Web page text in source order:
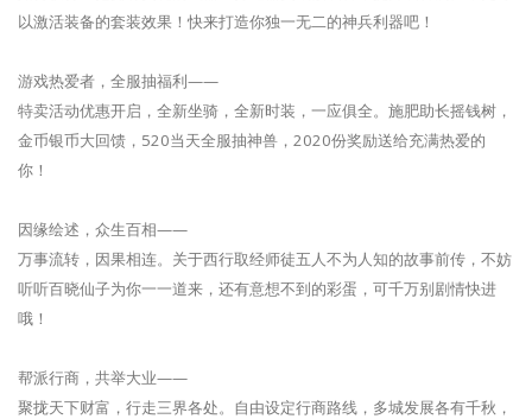
以激活装备的套装效果！快来打造你独一无二的神兵利器吧！
游戏热爱者，全服抽福利——
特卖活动优惠开启，全新坐骑，全新时装，一应俱全。施肥助长摇钱树，
金币银币大回馈，520当天全服抽神兽，2020份奖励送给充满热爱的
你！
因缘绘述，众生百相——
万事流转，因果相连。关于西行取经师徒五人不为人知的故事前传，不妨
听听百晓仙子为你一一道来，还有意想不到的彩蛋，可千万别剧情快进
哦！
帮派行商，共举大业——
聚拢天下财富，行走三界各处。自由设定行商路线，多城发展各有千秋，